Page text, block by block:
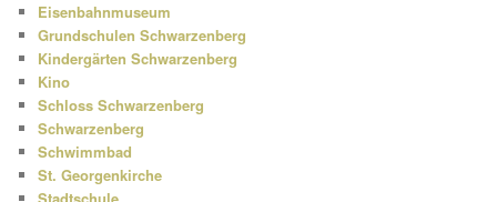
Eisenbahnmuseum
Grundschulen Schwarzenberg
Kindergärten Schwarzenberg
Kino
Schloss Schwarzenberg
Schwarzenberg
Schwimmbad
St. Georgenkirche